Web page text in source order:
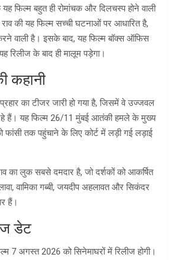
फिल्म बहुत ही रोमांचक और दिलचस्प होने वाली
की यह फिल्म सच्ची घटनाओं पर आधारित है,
वाली है। इसके बाद, यह फिल्म बॉक्स ऑफिस
रिलीज के बाद ही मालूम पड़ेगा।
कहानी
का टीजर जारी हो गया है, जिसमें वे उज्जवल
हैं। यह फिल्म 26/11 मुंबई आतंकी हमले के मुख्य
तक पहुंचाने के लिए कोर्ट में लड़ी गई लड़ाई
का लुक सबसे दमदार है, जो दर्शकों को आकर्षित
वामिका गब्बी, जयदीप अहलावत और सिकंदर
हैं।
डेट
7 अगस्त 2026 को सिनेमाघरों में रिलीज होगी।